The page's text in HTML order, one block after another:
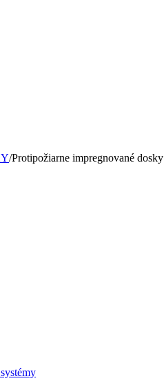
/Protipožiarne impregnované dosky